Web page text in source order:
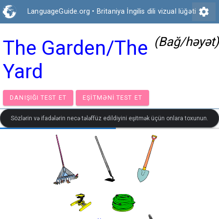
LanguageGuide.org • Britaniya İngilis dili vizual lüğəti settings
The Garden/The
Yard
(Bağ/həyət)
DANIŞIĞI TEST ET EŞITMƏNI TEST ET
Sözlərin və ifadələrin necə tələffüz edildiyini eşitmək üçün onlara toxunun.